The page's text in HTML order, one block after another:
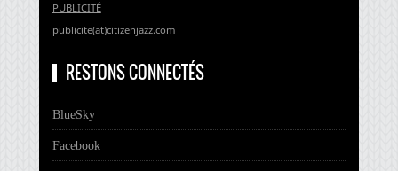
PUBLICITÉ
publicite(at)citizenjazz.com
RESTONS CONNECTÉS
BlueSky
Facebook